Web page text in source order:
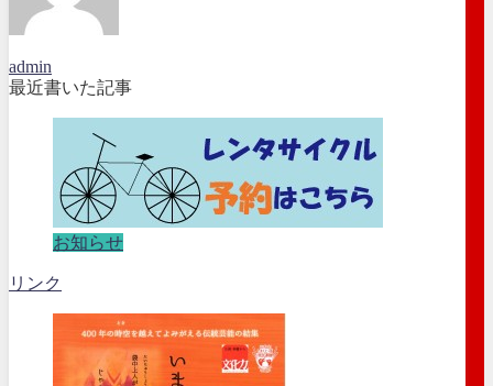
admin
最近書いた記事
お知らせ
リンク